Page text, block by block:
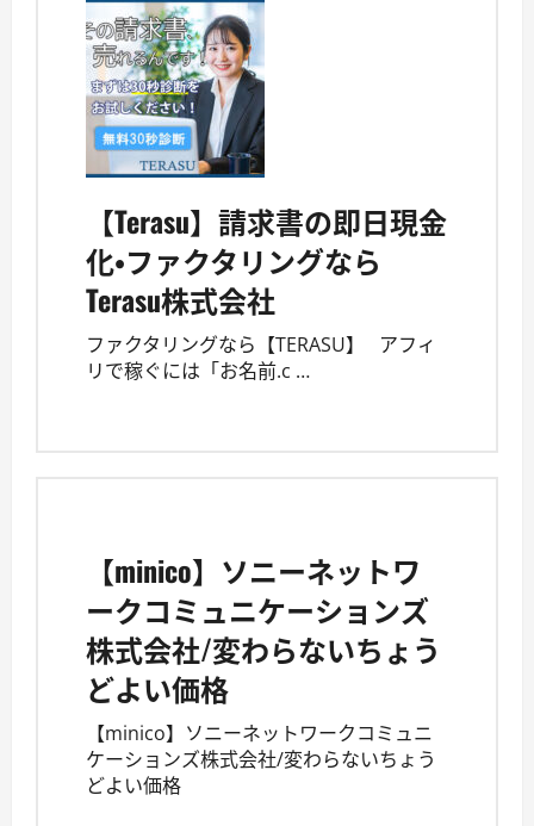
【Terasu】請求書の即日現金
化・ファクタリングなら
Terasu株式会社
ファクタリングなら【TERASU】 アフィ
リで稼ぐには「お名前.c …
【minico】ソニーネットワ
ークコミュニケーションズ
株式会社/変わらないちょう
どよい価格
【minico】ソニーネットワークコミュニ
ケーションズ株式会社/変わらないちょう
どよい価格